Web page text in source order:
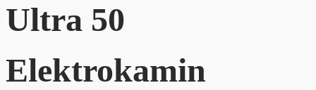
Ultra 50
Elektrokamin